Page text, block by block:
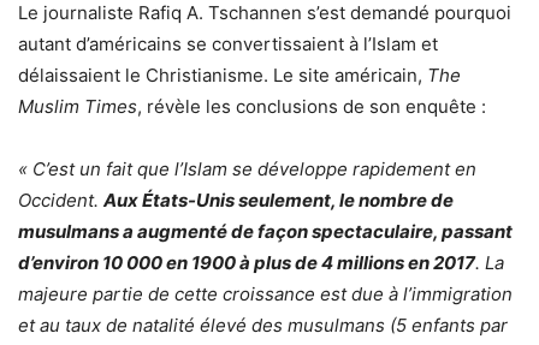
Le journaliste Rafiq A. Tschannen s’est demandé pourquoi
autant d’américains se convertissaient à l’Islam et
délaissaient le Christianisme. Le site américain, The
Muslim Times, révèle les conclusions de son enquête :
« C’est un fait que l’Islam se développe rapidement en
Occident. Aux États-Unis seulement, le nombre de
musulmans a augmenté de façon spectaculaire, passant
d’environ 10 000 en 1900 à plus de 4 millions en 2017. La
majeure partie de cette croissance est due à l’immigration
et au taux de natalité élevé des musulmans (5 enfants par